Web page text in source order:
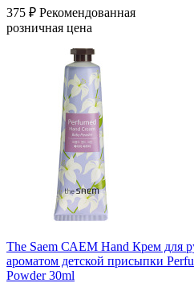
375 ₽ Рекомендованная
розничная цена
The Saem САЕМ Hand Крем для
ароматом детской присыпки
Powder 30ml